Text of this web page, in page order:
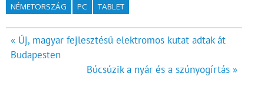
NÉMETORSZÁG
PC TABLET
Bejegyzés
navigáció
« Új, magyar fejlesztésű elektromos kutat adtak át
Budapesten
Búcsúzik a nyár és a szúnyogírtás »